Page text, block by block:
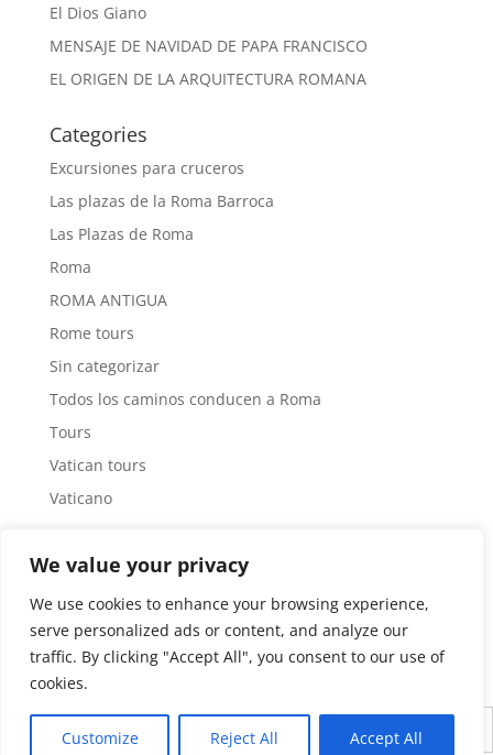
We value your privacy
We use cookies to enhance your browsing experience,
serve personalized ads or content, and analyze our
traffic. By clicking "Accept All", you consent to our use of
cookies.
Customize Reject All Accept All
El Dios Giano
MENSAJE DE NAVIDAD DE PAPA FRANCISCO
EL ORIGEN DE LA ARQUITECTURA ROMANA
Categories
Excursiones para cruceros
Las plazas de la Roma Barroca
Las Plazas de Roma
Roma
ROMA ANTIGUA
Rome tours
Sin categorizar
Todos los caminos conducen a Roma
Tours
Vatican tours
Vaticano
Tag Cloud
Roma Antigua
Tours por Roma
Inglés Español